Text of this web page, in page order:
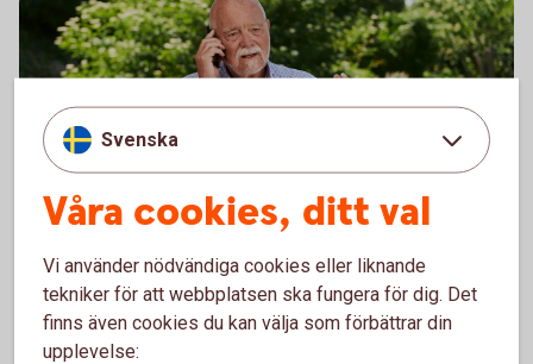
Senior having a serious conversation on the phone
Ring och anmäl bedrägeri
Misstänker du att du blivit utsatt för bedrägeri? Blivit
av med mobil eller säkerhetsdosa? Upptäckt något
Svenska
Våra cookies, ditt val
Vi använder nödvändiga cookies eller liknande
tekniker för att webbplatsen ska fungera för dig. Det
finns även cookies du kan välja som förbättrar din
upplevelse: